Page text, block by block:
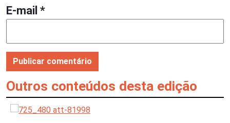
E-mail *
Outros conteúdos desta edição